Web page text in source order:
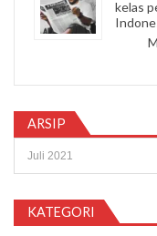
kelas
ARSIP
KATEGORI